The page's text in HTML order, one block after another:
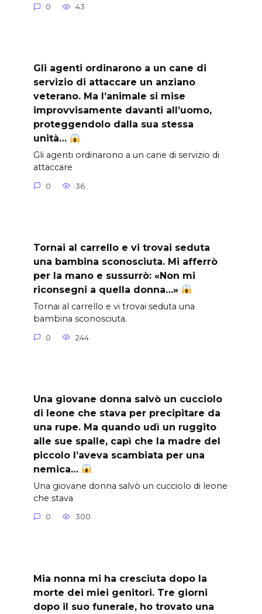
0 43
Gli agenti ordinarono a un cane di
servizio di attaccare un anziano
veterano. Ma l’animale si mise
improvvisamente davanti all’uomo,
proteggendolo dalla sua stessa
unità…
Gli agenti ordinarono a un cane di servizio di
attaccare
0 36
Tornai al carrello e vi trovai seduta
una bambina sconosciuta. Mi afferrò
per la mano e sussurrò: «Non mi
riconsegni a quella donna…»
Tornai al carrello e vi trovai seduta una
bambina sconosciuta.
0 244
Una giovane donna salvò un cucciolo
di leone che stava per precipitare da
una rupe. Ma quando udì un ruggito
alle sue spalle, capì che la madre del
piccolo l’aveva scambiata per una
nemica…
Una giovane donna salvò un cucciolo di leone
che stava
0 300
Mia nonna mi ha cresciuta dopo la
morte dei miei genitori. Tre giorni
dopo il suo funerale, ho trovato una